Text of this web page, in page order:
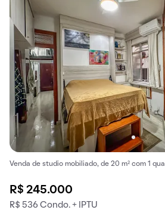
Venda de studio mobiliado, de 20 m² com 1
R$ 245.000
R$ 536 Condo. + IPTU